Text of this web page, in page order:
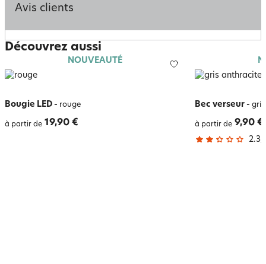
Avis clients
Découvrez aussi
NOUVEAUTÉ
Bougie LED - rouge
à partir de 19,90 €
Bec verseur -
à partir de 9,90 €
2.3